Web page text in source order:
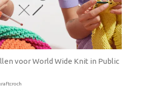
voor World Wide Knit in Public